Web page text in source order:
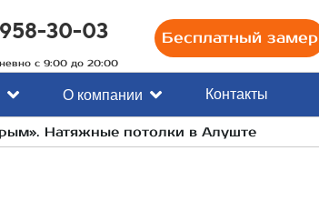
30-03
с 9:00 до 20:00
Бесплатный замер
О компании Контакты
Натяжные потолки в Алуште